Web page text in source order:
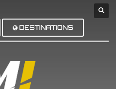
DESTINATIONS